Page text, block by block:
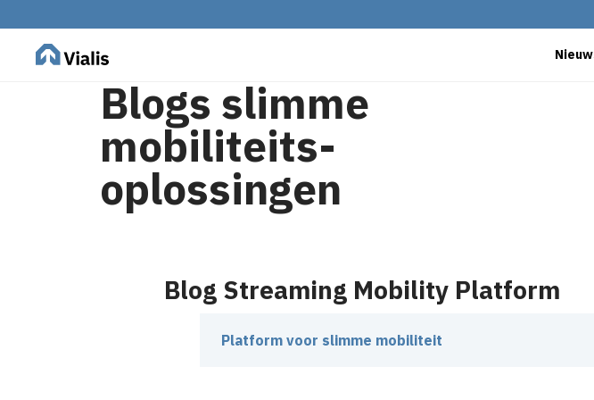
Blogs slimme
mobiliteits-
oplossingen
Blog Streaming Mobility Platform
Platform voor slimme mobiliteit